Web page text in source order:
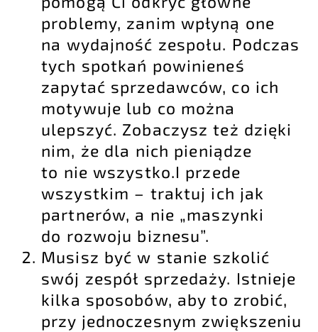
problemy, zanim wpłyną one
na wydajność zespołu. Podczas
tych spotkań powinieneś
zapytać sprzedawców, co ich
motywuje lub co można
ulepszyć. Zobaczysz też dzięki
nim, że dla nich pieniądze
to nie wszystko.I przede
wszystkim – traktuj ich jak
partnerów, a nie „maszynki
do rozwoju biznesu”.
Musisz być w stanie szkolić
swój zespół sprzedaży. Istnieje
kilka sposobów, aby to zrobić,
przy jednoczesnym zwiększeniu